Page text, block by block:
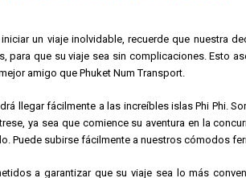
un viaje inolvidable, recuerde que nuestra
para que su viaje sea sin complicaciones. Esto
amigo que Phuket Num Transport.
llegar fácilmente a las increíbles islas Phi Phi.
ya sea que comience su aventura en la
Puede subirse fácilmente a nuestros cómodos
a garantizar que su viaje sea lo más